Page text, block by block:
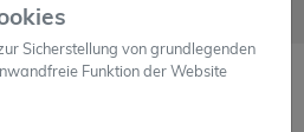
Sicherstellung von grundlegenden
Funktion der Website
Energy“